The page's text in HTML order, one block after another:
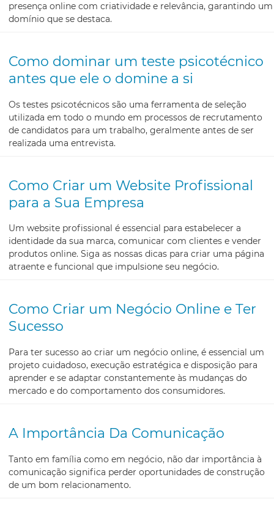
presença online com criatividade e relevância, garantindo um
domínio que se destaca.
Como dominar um teste psicotécnico
antes que ele o domine a si
Os testes psicotécnicos são uma ferramenta de seleção
utilizada em todo o mundo em processos de recrutamento
de candidatos para um trabalho, geralmente antes de ser
realizada uma entrevista.
Como Criar um Website Profissional
para a Sua Empresa
Um website profissional é essencial para estabelecer a
identidade da sua marca, comunicar com clientes e vender
produtos online. Siga as nossas dicas para criar uma página
atraente e funcional que impulsione seu negócio.
Como Criar um Negócio Online e Ter
Sucesso
Para ter sucesso ao criar um negócio online, é essencial um
projeto cuidadoso, execução estratégica e disposição para
aprender e se adaptar constantemente às mudanças do
mercado e do comportamento dos consumidores.
A Importância Da Comunicação
Tanto em família como em negócio, não dar importância à
comunicação significa perder oportunidades de construção
de um bom relacionamento.